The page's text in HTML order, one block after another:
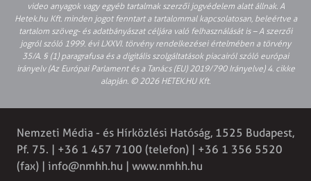
video anyagok vagy egyéb tartalmak szerzői jogvédelem alatt állnak. A
Hetek.hu Kft. minden jogot fenntart a tartalommal kapcsolatosan, beleértve a
tartalom szöveg- és adatbányászat céljára való felhasználását is – A szerzői
jogról szóló 1999. évi LXXVI. törvény rendelkezései értelmében a törvény
35/A. § (1) paragrafusa és a digitális szolgáltatások piacairól szóló európai
irányelv (Az Európai Parlament és a Tanács (EU) 2019/790 Irányelve) 4. cikke
alapján. © 2026 HETEK.HU Kft.
Nemzeti Média - és Hírközlési Hatóság, 1525 Budapest,
Pf. 75. | +36 1 457 7100 (telefon) | +36 1 356 5520
(fax) | info@nmhh.hu | www.nmhh.hu